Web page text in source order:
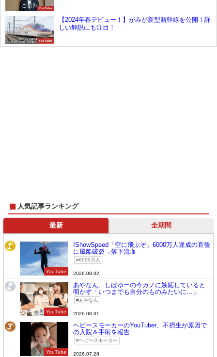
YouTube
YouTube
【2024年春デビュー！】がみが新型新幹線を公開！詳
しい解説にも注目！
人気記事ランキング
最新 全期間
1
YouTube
IShowSpeed「空に飛ぶぞ」6000万人達成の直後
に風船破裂→落下流血
6000万人
2026.08.02
2
YouTube
あやなん、しばゆーの今カノに嫉妬していると
明かす「いつまでも自分のものみたいに…」
あやなん
2026.08.01
3
YouTube
ヘビースモーカーのYouTuber、不摂生が原因で
の入院＆手術を報告
ヘビースモーカー
2026.07.28